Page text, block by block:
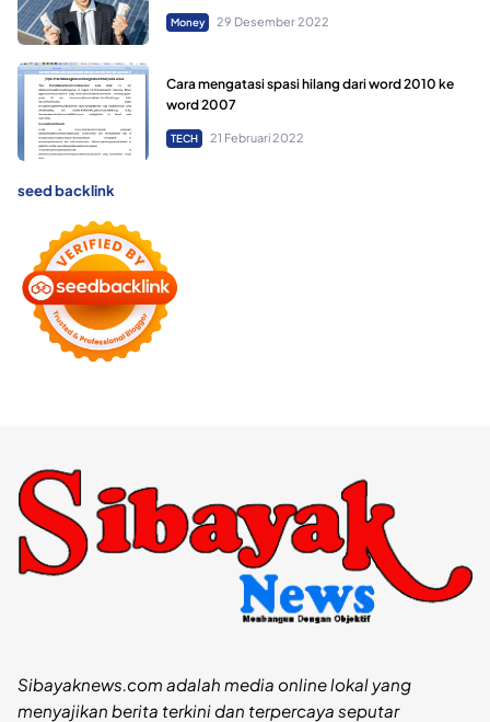
Money 29 Desember 2022
Cara mengatasi spasi hilang dari word 2010 ke
word 2007
TECH 21 Februari 2022
seed backlink
Sibayaknews.com adalah media online lokal yang
menyajikan berita terkini dan terpercaya seputar